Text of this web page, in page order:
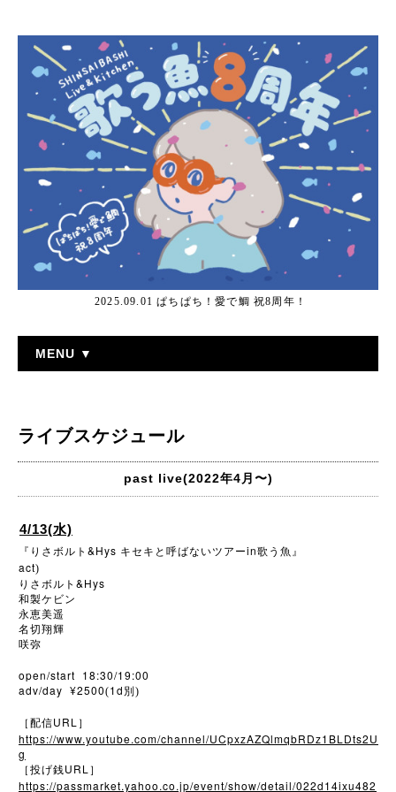
2025.09.01 ぱちぱち！愛で鯛 祝8周年！
MENU ▼
ライブスケジュール
past live(2022年4月〜)
4/13(水)
『りさボルト &Hys キセキと呼ばないツアーin歌う魚』
act)
りさボルト &Hys
和製ケビン
永恵美遥
名切翔輝
咲弥
open/start 18:30/19:00
adv/day ¥2500(1d 別)
［配信URL ］
https://www.youtube.com/channel/UCpxzAZQlmqbRDz1BLDts2U
g
［投げ銭URL ］
https://passmarket.yahoo.co.jp/event/show/detail/022d14ixu482